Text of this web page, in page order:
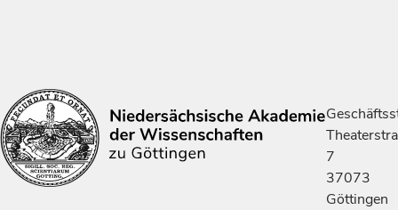
7
37073
Göttingen